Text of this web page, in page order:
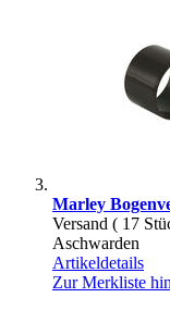
Marley
Versand ( 17
Aschwarden
Artikeldetails
Zur Merkliste